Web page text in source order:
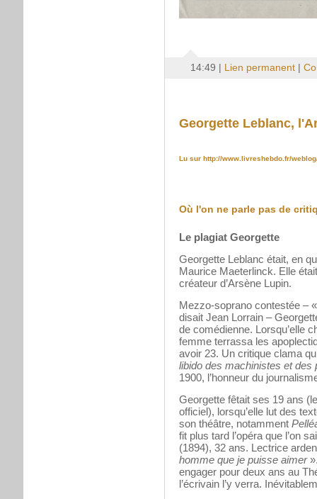
14:49 | Lien permanent|
Georgette Leblanc,
Lu sur http://www.livreshebdo.fr/
Où l'on ne parle pas de
Le plagiat Georgette
Georgette Leblanc était, en
Maurice Maeterlinck. Elle
créateur d’Arsène Lupin.
Mezzo-soprano contestée –
disait Jean Lorrain –
de comédienne. Lorsqu’elle
femme terrassa les
avoir 23. Un critique clama
libido des machinistes et des
1900, l’honneur du
Georgette fêtait ses 19 ans
officiel), lorsqu’elle lut des
son théâtre, notamment
fit plus tard l’opéra que l’on
(1894), 32 ans. Lectrice
homme que je puisse aimer
engager pour deux ans au
l’écrivain l’y verra.